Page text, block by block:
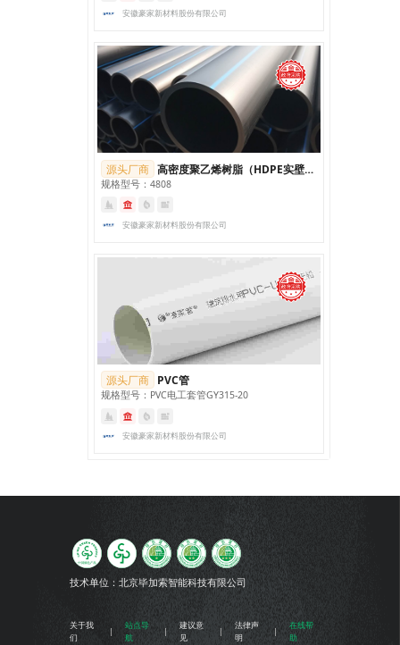
安徽豪家新材料股份有限公司
源头厂商 高密度聚乙烯树脂（HDPE实壁排水管）
规格型号：4808
安徽豪家新材料股份有限公司
源头厂商 PVC管
规格型号：PVC电工套管GY315-20
安徽豪家新材料股份有限公司
技术单位：北京毕加索智能科技有限公司
关于我
们
站点导
航
建议意
见
法律声
明
在线帮
助